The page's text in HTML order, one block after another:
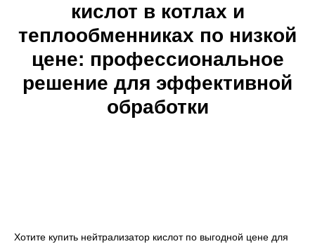
кислот в котлах и
теплообменниках по низкой
цене: профессиональное
решение для эффективной
обработки
Хотите купить нейтрализатор кислот по выгодной цене для